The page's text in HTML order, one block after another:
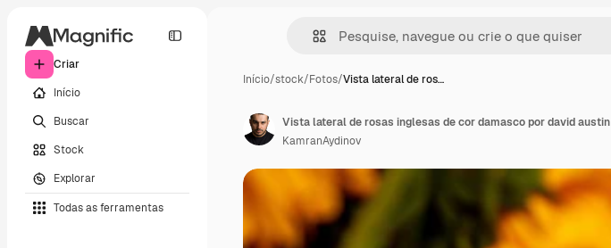
Criar
Início
Buscar
Stock
Explorar
Todas as ferramentas
Início/stock/Fotos/Vista lateral de ros…
Vista lateral de rosas inglesas de cor damasco por david austin
KamranAydinov